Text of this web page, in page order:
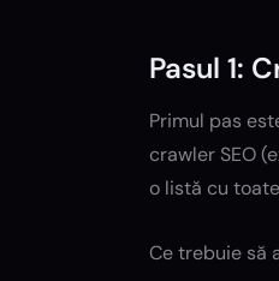
Pasul 1:
Primul pas
crawler SEO
o listă cu
Ce trebuie să